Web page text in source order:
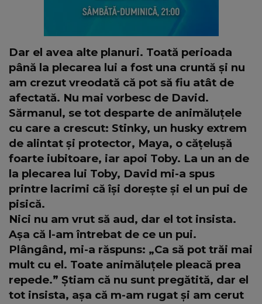
Dar el avea alte planuri. Toată perioada
până la plecarea lui a fost una cruntă și nu
am crezut vreodată că pot să fiu atât de
afectată. Nu mai vorbesc de David.
Sărmanul, se tot desparte de animăluțele
cu care a crescut: Stinky, un husky extrem
de alintat și protector, Maya, o cățelușă
foarte iubitoare, iar apoi Toby. La un an de
la plecarea lui Toby, David mi-a spus
printre lacrimi că își dorește și el un pui de
pisică.
Nici nu am vrut să aud, dar el tot insista.
Așa că l-am întrebat de ce un pui.
Plângând, mi-a răspuns: „Ca să pot trăi mai
mult cu el. Toate animăluțele pleacă prea
repede.” Știam că nu sunt pregătită, dar el
tot insista, așa că m-am rugat și am cerut